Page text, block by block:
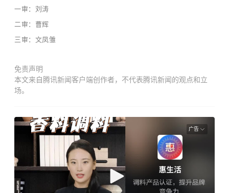
一审：刘涛
二审：曹辉
三审：文凤雏
免责声明
本文来自腾讯新闻客户端创作者，不代表腾讯新闻的观点和立
场。
广告